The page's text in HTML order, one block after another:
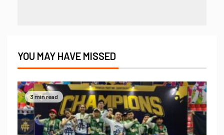
YOU MAY HAVE MISSED
3 min read